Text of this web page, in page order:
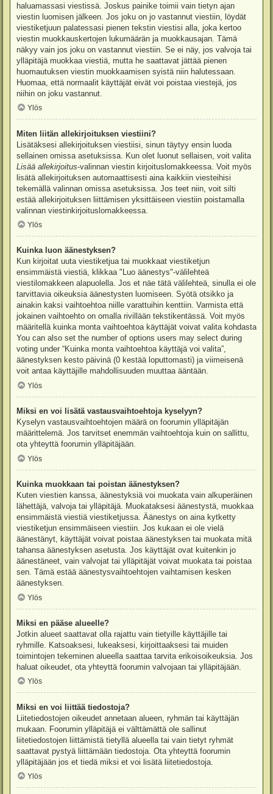
haluamassasi viestissä. Joskus painike toimii vain tietyn ajan
viestin luomisen jälkeen. Jos joku on jo vastannut viestiin, löydät
viestiketjuun palatessasi pienen tekstin viestisi alla, joka kertoo
viestin muokkauskertojen lukumäärän ja muokkausajan. Tämä
näkyy vain jos joku on vastannut viestiin. Se ei näy, jos valvoja tai
ylläpitäjä muokkaa viestiä, mutta he saattavat jättää pienen
huomautuksen viestin muokkaamisen syistä niin halutessaan.
Huomaa, että normaalit käyttäjät eivät voi poistaa viestejä, jos
niihin on joku vastannut.
Ylös
Miten liitän allekirjoituksen viestiini?
Lisätäksesi allekirjoituksen viestiisi, sinun täytyy ensin luoda
sellainen omissa asetuksissa. Kun olet luonut sellaisen, voit valita
Lisää allekirjoitus-valinnan viestin kirjoituslomakkeessa. Voit myös
lisätä allekirjoituksen automaattisesti aina kaikkiin viesteihisi
tekemällä valinnan omissa asetuksissa. Jos teet niin, voit silti
estää allekirjoituksen liittämisen yksittäiseen viestiin poistamalla
valinnan viestinkirjoituslomakkeessa.
Ylös
Kuinka luon äänestyksen?
Kun kirjoitat uuta viestiketjua tai muokkaat viestiketjun
ensimmäistä viestiä, klikkaa "Luo äänestys"-välilehteä
viestilomakkeen alapuolella. Jos et näe tätä välilehteä, sinulla ei ole
tarvittavia oikeuksia äänestysten luomiseen. Syötä otsikko ja
ainakin kaksi vaihtoehtoa niille varattuihin kenttiin. Varmista että
jokainen vaihtoehto on omalla rivillään tekstikentässä. Voit myös
määritellä kuinka monta vaihtoehtoa käyttäjät voivat valita kohdasta
You can also set the number of options users may select during
voting under “Kuinka monta vaihtoehtoa käyttäjä voi valita”,
äänestyksen kesto päivinä (0 kestää loputtomasti) ja viimeisenä
voit antaa käyttäjille mahdollisuuden muuttaa ääntään.
Ylös
Miksi en voi lisätä vastausvaihtoehtoja kyselyyn?
Kyselyn vastausvaihtoehtojen määrä on foorumin ylläpitäjän
määrittelemä. Jos tarvitset enemmän vaihtoehtoja kuin on sallittu,
ota yhteyttä foorumin ylläpitäjään.
Ylös
Kuinka muokkaan tai poistan äänestyksen?
Kuten viestien kanssa, äänestyksiä voi muokata vain alkuperäinen
lähettäjä, valvoja tai ylläpitäjä. Muokataksesi äänestystä, muokkaa
ensimmäistä viestiä viestiketjussa. Äänestys on aina kytketty
viestiketjun ensimmäiseen viestiin. Jos kukaan ei ole vielä
äänestänyt, käyttäjät voivat poistaa äänestyksen tai muokata mitä
tahansa äänestyksen asetusta. Jos käyttäjät ovat kuitenkin jo
äänestäneet, vain valvojat tai ylläpitäjät voivat muokata tai poistaa
sen. Tämä estää äänestysvaihtoehtojen vaihtamisen kesken
äänestyksen.
Ylös
Miksi en pääse alueelle?
Jotkin alueet saattavat olla rajattu vain tietyille käyttäjille tai
ryhmille. Katsoaksesi, lukeaksesi, kirjoittaaksesi tai muiden
toimintojen tekeminen alueella saattaa tarvita erikoisoikeuksia. Jos
haluat oikeudet, ota yhteyttä foorumin valvojaan tai ylläpitäjään.
Ylös
Miksi en voi liittää tiedostoja?
Liitetiedostojen oikeudet annetaan alueen, ryhmän tai käyttäjän
mukaan. Foorumin ylläpitäjä ei välttämättä ole sallinut
liitetiedostojen liittämistä tietyllä alueella tai vain tietyt ryhmät
saattavat pystyä liittämään tiedostoja. Ota yhteyttä foorumin
ylläpitäjään jos et tiedä miksi et voi lisätä liitetiedostoja.
Ylös